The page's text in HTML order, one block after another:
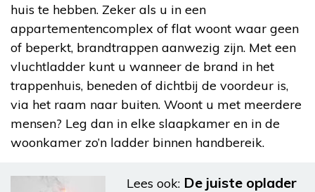
huis te hebben. Zeker als u in een
appartementencomplex of flat woont waar geen
of beperkt, brandtrappen aanwezig zijn. Met een
vluchtladder kunt u wanneer de brand in het
trappenhuis, beneden of dichtbij de voordeur is,
via het raam naar buiten. Woont u met meerdere
mensen? Leg dan in elke slaapkamer en in de
woonkamer zo’n ladder binnen handbereik.
Lees ook: De juiste oplader